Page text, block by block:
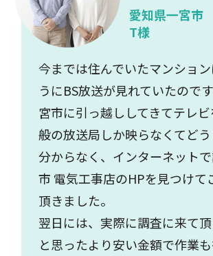
愛知県一宮市
T様
今までは住んでいたマンショ
うにBS放送が見れていたので
宮市に引っ越ししてきてテレ
般の放送局しか映らなくてど
分からなく、インターネット
市 電気工事店のHPを見つけて
頂きました。
翌日には、実際に調査に来て
と思ったより安い金額で作業も